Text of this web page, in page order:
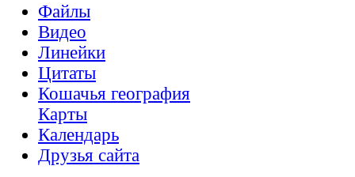
Файлы
Видео
Линейки
Цитаты
Кошачья география
Карты
Календарь
Друзья сайта